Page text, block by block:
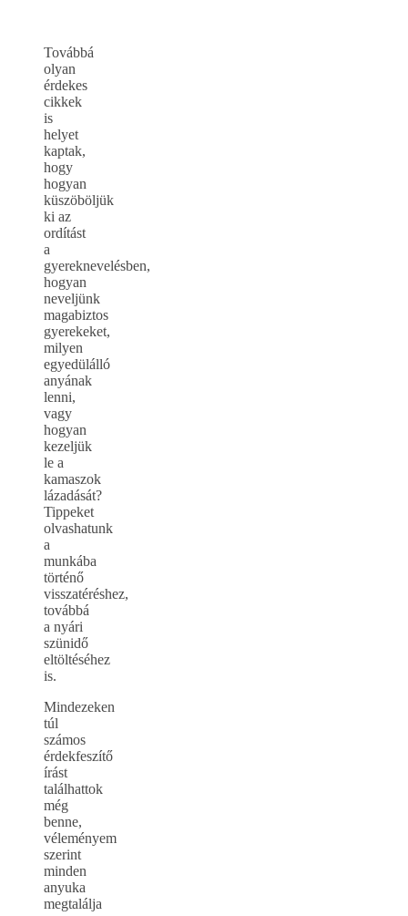
Továbbá
olyan
érdekes
cikkek
is
helyet
kaptak,
hogy
hogyan
küszöböljük
ki az
ordítást
a
gyereknevelésben,
hogyan
neveljünk
magabiztos
gyerekeket,
milyen
egyedülálló
anyának
lenni,
vagy
hogyan
kezeljük
le a
kamaszok
lázadását?
Tippeket
olvashatunk
a
munkába
történő
visszatéréshez,
továbbá
a nyári
szünidő
eltöltéséhez
is.
Mindezeken
túl
számos
érdekfeszítő
írást
találhattok
még
benne,
véleményem
szerint
minden
anyuka
megtalálja